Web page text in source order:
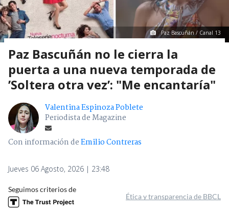
Paz Bascuñán / Canal 13
Paz Bascuñán no le cierra la
puerta a una nueva temporada de
’Soltera otra vez’: "Me encantaría"
Valentina Espinoza Poblete
Periodista de Magazine
Con información deEmilio Contreras
Jueves 06 Agosto, 2026 | 23:48
Seguimos criterios de
Ética y transparencia de BBCL